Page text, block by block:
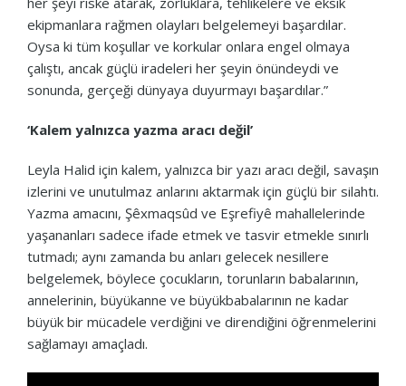
ekipmanlara rağmen olayları belgelemeyi başardılar.
Oysa ki tüm koşullar ve korkular onlara engel olmaya
çalıştı, ancak güçlü iradeleri her şeyin önündeydi ve
sonunda, gerçeği dünyaya duyurmayı başardılar.”
‘Kalem yalnızca yazma aracı değil’
Leyla Halid için kalem, yalnızca bir yazı aracı değil, savaşın
izlerini ve unutulmaz anlarını aktarmak için güçlü bir silahtı.
Yazma amacını, Şêxmaqsûd ve Eşrefiyê mahallelerinde
yaşananları sadece ifade etmek ve tasvir etmekle sınırlı
tutmadı; aynı zamanda bu anları gelecek nesillere
belgelemek, böylece çocukların, torunların babalarının,
annelerinin, büyükanne ve büyükbabalarının ne kadar
büyük bir mücadele verdiğini ve direndiğini öğrenmelerini
sağlamayı amaçladı.